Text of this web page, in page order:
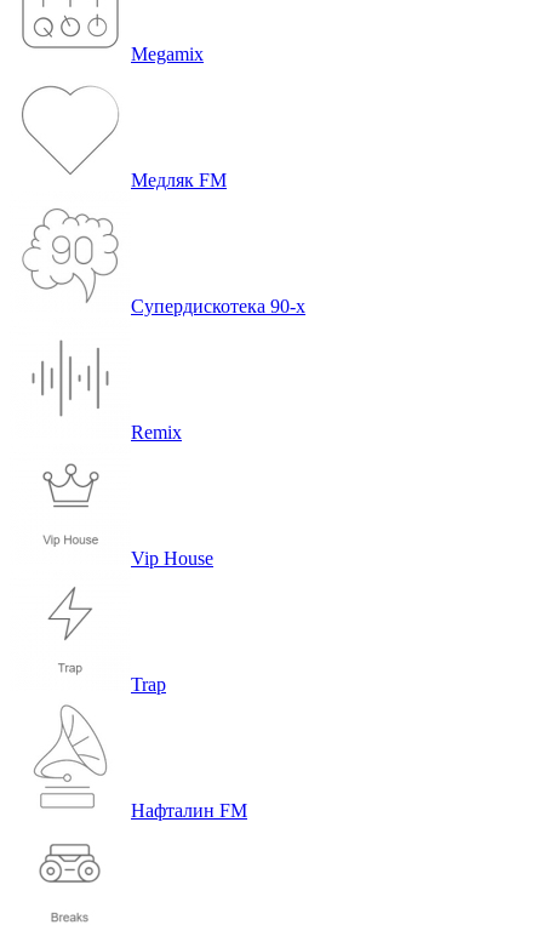
Megamix
Медляк FM
Супердискотека 90-х
Remix
Vip House
Trap
Нафталин FM